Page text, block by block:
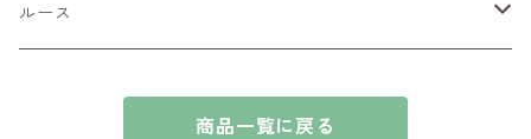
チャーム
アウイナイト
ルース
商品一覧に戻る